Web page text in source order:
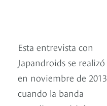
Esta entrevista con
Japandroids se realizó
en noviembre de 2013
cuando la banda